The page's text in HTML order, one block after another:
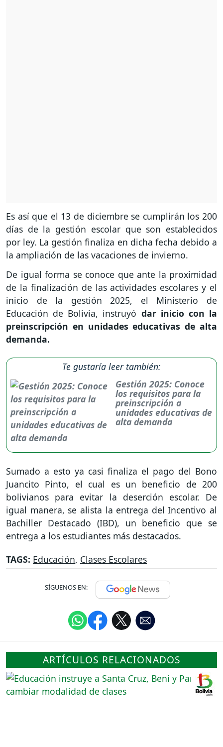
Es así que el 13 de diciembre se cumplirán los 200
días de la gestión escolar que son establecidos
por ley. La gestión finaliza en dicha fecha debido a
la ampliación de las vacaciones de invierno.
De igual forma se conoce que ante la proximidad
de la finalización de las actividades escolares y el
inicio de la gestión 2025, el Ministerio de
Educación de Bolivia, instruyó dar inicio con la
preinscripción en unidades educativas de alta
demanda.
Te gustaría leer también:
Gestión 2025: Conoce
los requisitos para la
preinscripción a
unidades educativas de
alta demanda
Sumado a esto ya casi finaliza el pago del Bono
Juancito Pinto, el cual es un beneficio de 200
bolivianos para evitar la deserción escolar. De
igual manera, se alista la entrega del Incentivo al
Bachiller Destacado (IBD), un beneficio que se
entrega a los estudiantes más destacados.
TAGS: Educación, Clases Escolares
SÍGUENOS EN:
ARTÍCULOS RELACIONADOS